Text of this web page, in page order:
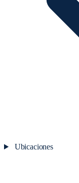
Ubicaciones